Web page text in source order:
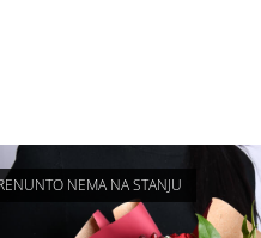
NEMA NA STANJU